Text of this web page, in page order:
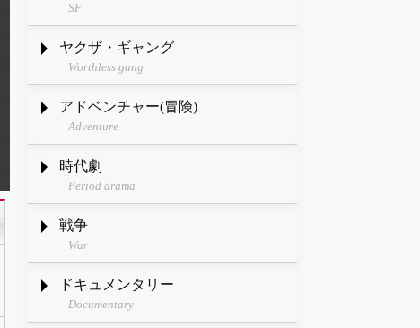
SF
ヤクザ・ギャング
Worthless gang
アドベンチャー(冒険)
Adventure
時代劇
Period drama
戦争
War
ドキュメンタリー
Documentary